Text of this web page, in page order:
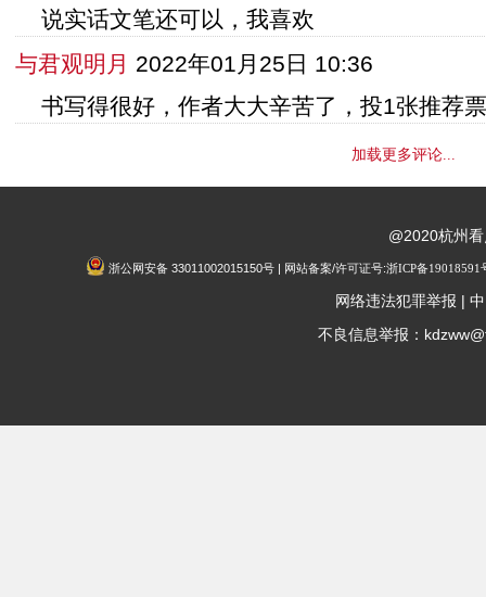
说实话文笔还可以，我喜欢
与君观明月 2022年01月25日 10:36
书写得很好，作者大大辛苦了，投1张推荐
加载更多评论...
@2020杭州
浙公网安备 33011002015150号 | 网站备案/许可证号:浙ICP备19018591
网络违法犯罪举报 |
不良信息举报：